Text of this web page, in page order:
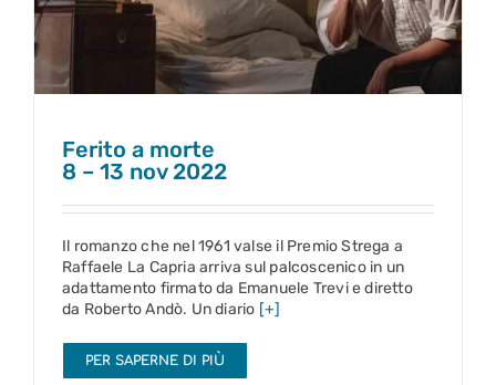
Ferito a morte
8 – 13 nov 2022
Il romanzo che nel 1961 valse il Premio Strega a
Raffaele La Capria arriva sul palcoscenico in un
adattamento firmato da Emanuele Trevi e diretto
da Roberto Andò. Un diario [+]
PER SAPERNE DI PIÙ